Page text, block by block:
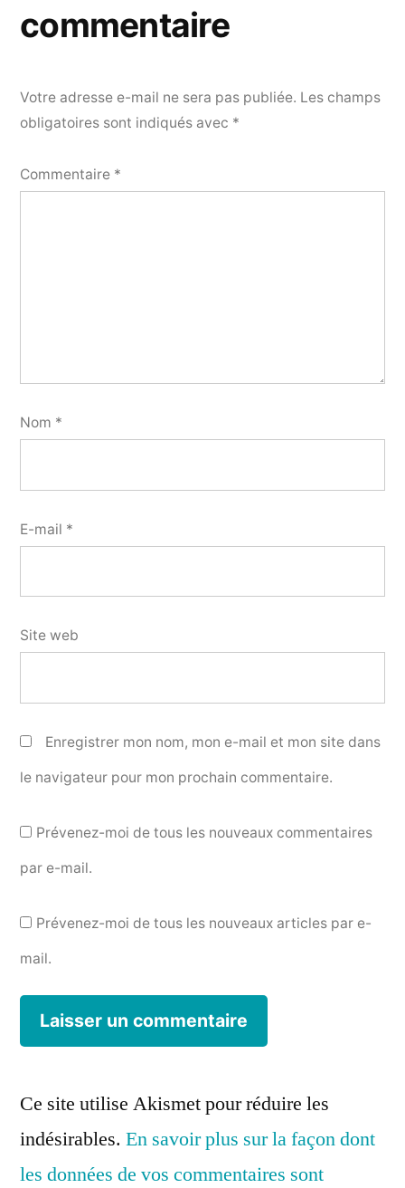
commentaire
Votre adresse e-mail ne sera pas publiée. Les champs
obligatoires sont indiqués avec *
Commentaire *
Nom *
E-mail *
Site web
Enregistrer mon nom, mon e-mail et mon site dans
le navigateur pour mon prochain commentaire.
Prévenez-moi de tous les nouveaux commentaires
par e-mail.
Prévenez-moi de tous les nouveaux articles par e-
mail.
Ce site utilise Akismet pour réduire les
indésirables. En savoir plus sur la façon dont
les données de vos commentaires sont